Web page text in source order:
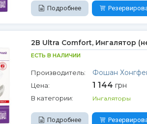
Подробнее
2В Ultra Comfort, Ингалятор
ЕСТЬ В НАЛИЧИИ
Производитель: Фошан
Цена: 1 144 грн
В категории: Ингаляторы
Подробнее